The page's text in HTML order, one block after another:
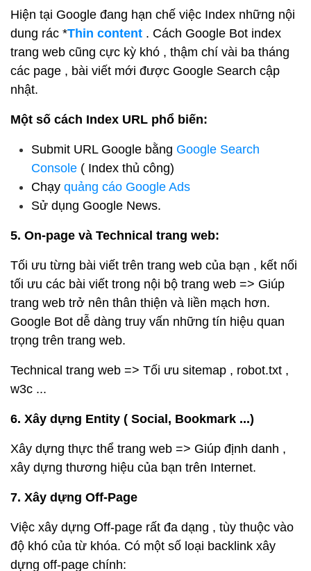
Hiện tại Google đang hạn chế việc Index những nội
dung rác *Thin content . Cách Google Bot index
trang web cũng cực kỳ khó , thậm chí vài ba tháng
các page , bài viết mới được Google Search cập
nhật.
Một số cách Index URL phổ biến:
Submit URL Google bằng Google Search
Console ( Index thủ công)
Chạy quảng cáo Google Ads
Sử dụng Google News.
5. On-page và Technical trang web:
Tối ưu từng bài viết trên trang web của bạn , kết nối
tối ưu các bài viết trong nội bộ trang web => Giúp
trang web trở nên thân thiện và liền mạch hơn.
Google Bot dễ dàng truy vấn những tín hiệu quan
trọng trên trang web.
Technical trang web => Tối ưu sitemap , robot.txt ,
w3c ...
6. Xây dựng Entity ( Social, Bookmark ...)
Xây dựng thực thể trang web => Giúp định danh ,
xây dựng thương hiệu của bạn trên Internet.
7. Xây dựng Off-Page
Việc xây dựng Off-page rất đa dạng , tùy thuộc vào
độ khó của từ khóa. Có một số loại backlink xây
dựng off-page chính: